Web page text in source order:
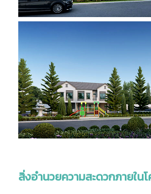
สิ่งอำนวยความสะดวกภายใน